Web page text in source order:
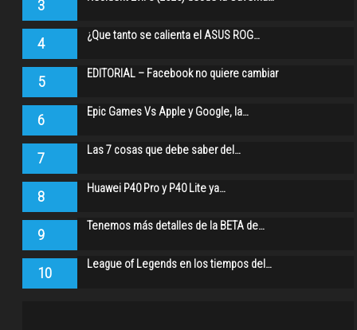
3
4 ¿Que tanto se calienta el ASUS ROG…
5 EDITORIAL – Facebook no quiere cambiar
6 Epic Games Vs Apple y Google, la…
7 Las 7 cosas que debe saber del…
8 Huawei P40 Pro y P40 Lite ya…
9 Tenemos más detalles de la BETA de…
10 League of Legends en los tiempos del…